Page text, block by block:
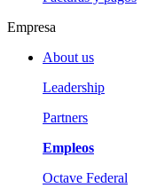
Empresa
About us
Leadership
Partners
Empleos
Octave Federal